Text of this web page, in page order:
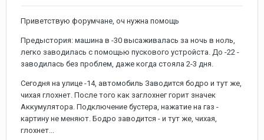
Приветствую форумчане, оч нужна помощь
Предыстория: машина в -30 высаживалась за ночь в ноль,
легко заводилась с помощью пускового устройста. До -22 -
заводилась без проблем, даже когда стояла 2-3 дня.
Сегодня на улице -14, автомобиль Заводится бодро и тут же,
чихая глохнет. После того как заглохнег горит значек
Аккумулятора. Подключение бустера, нажатие на газ -
картину не меняют. Бодро заводится - и тут же, чихая,
глохнет...